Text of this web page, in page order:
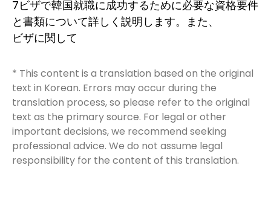
7ビザで韓国就職に成功するために必要な資格要件
と書類について詳しく説明します。また、
ビザに関して
* This content is a translation based on the original
text in Korean. Errors may occur during the
translation process, so please refer to the original
text as the primary source. For legal or other
important decisions, we recommend seeking
professional advice. We do not assume legal
responsibility for the content of this translation.